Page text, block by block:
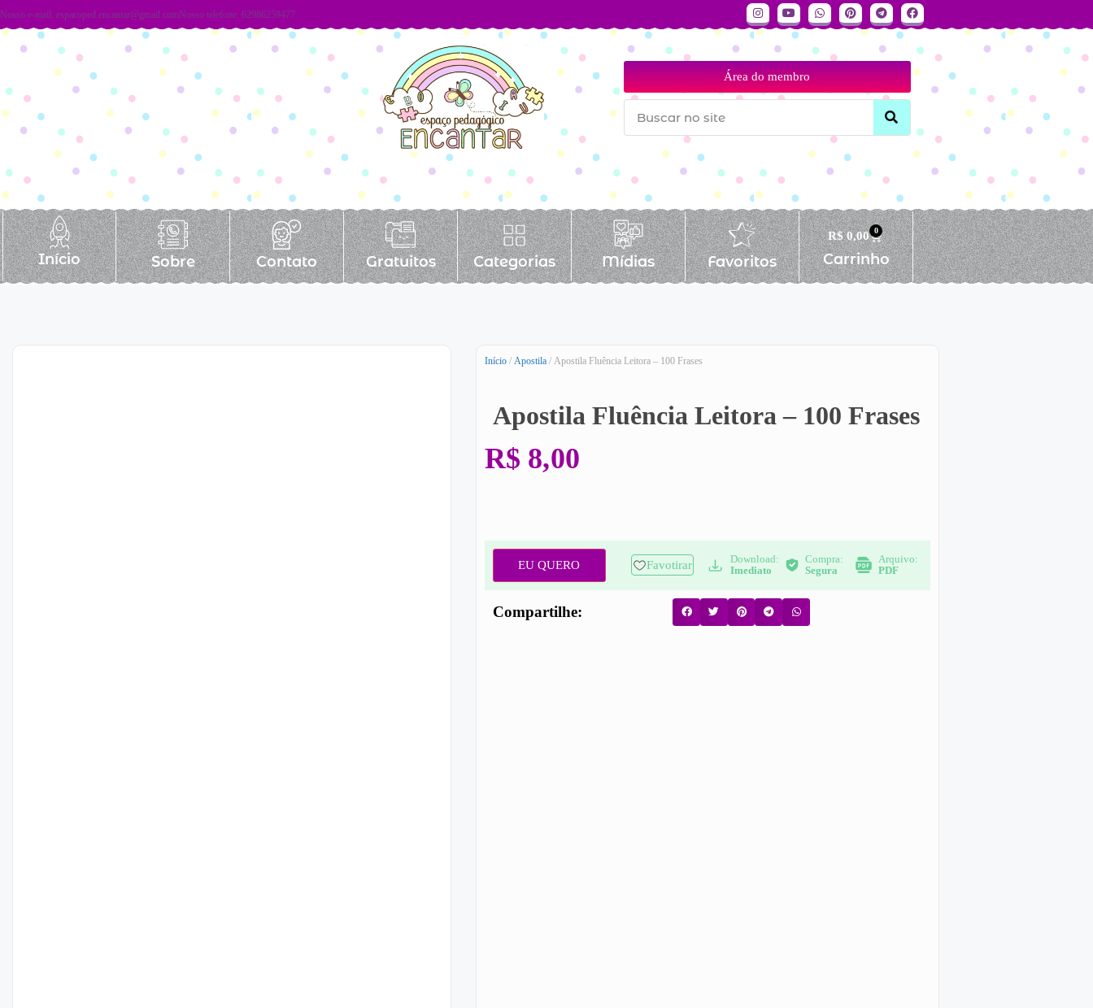
Nosso e-mail: espacoped.encantar@gmail.comNosso telefone: 62986259477
Área do membro
Início Sobre Contato Gratuitos Categorias Mídias Favoritos
R$0,00 0
Carrinho
Início / Apostila / Apostila Fluência Leitora – 100 Frases
Apostila Fluência Leitora – 100 Frases
R$ 8,00
EU QUERO Favotirar
Download:
Imediato
Compra:
Segura
Arquivo:
PDF
Compartilhe: